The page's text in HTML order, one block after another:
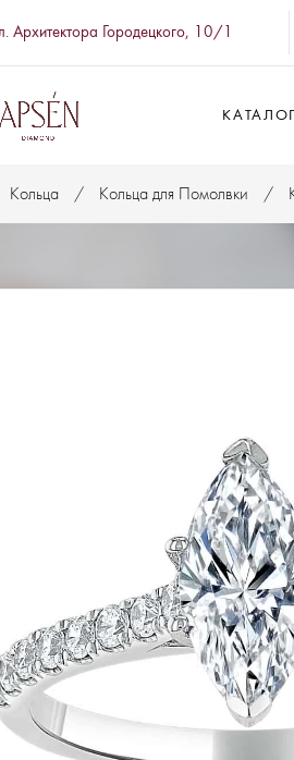
Архитектора Городецкого, 10/1
Кольца Кольца для Помолвки